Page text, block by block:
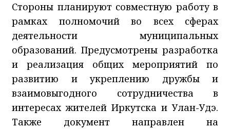
Стороны планируют совместную работу в
рамках полномочий во всех сферах
деятельности муниципальных
образований. Предусмотрены разработка
и реализация общих мероприятий по
развитию и укреплению дружбы и
взаимовыгодного сотрудничества в
интересах жителей Иркутска и Улан-Удэ.
Также документ направлен на